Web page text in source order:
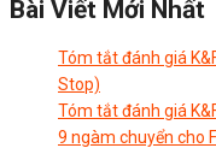
Bài Viết Mới Nhất
Tóm tắt đánh giá
Stop)
Tóm tắt đánh giá
9 ngàm chuyển cho